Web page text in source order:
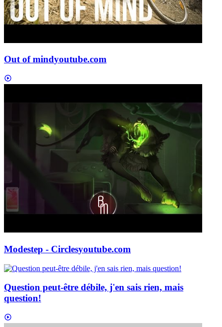
Out of mindyoutube.com
Modestep - Circlesyoutube.com
Question peut-être débile, j'en sais rien, mais
question!